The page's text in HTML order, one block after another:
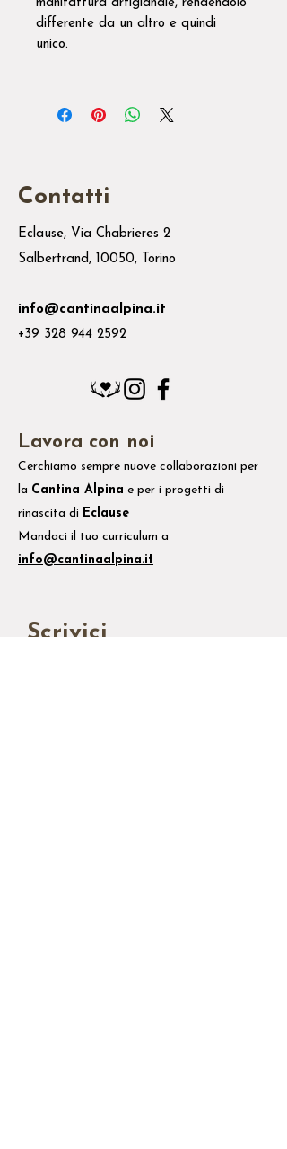
manifattura artigianale, rendendolo
differente da un altro e quindi
unico.
Contatti
Eclause, Via Chabrieres 2
Salbertrand, 10050, Torino
info@cantinaalpina.it
+39 328 944 2592
Lavora con noi
Cerchiamo sempre nuove collaborazioni per
la Cantina Alpina e per i progetti di
rinascita di Eclause
Mandaci il tuo curriculum a
info@cantinaalpina.it
Scrivici